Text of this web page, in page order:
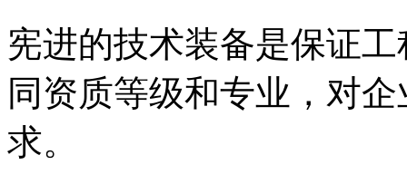
宪进的技术装备是保证
同资质等级和专业，对
求。